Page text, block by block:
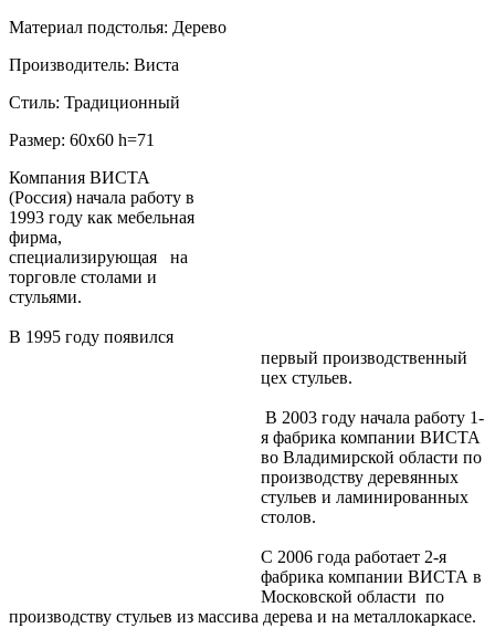
Материал подстолья: Дерево
Производитель: Виста
Стиль: Традиционный
Размер: 60x60 h=71
Компания ВИСТА
(Россия) начала работу в
1993 году как мебельная
фирма,
специализирующая на
торговле столами и
стульями.
В 1995 году появился
первый производственный
цех стульев.
В 2003 году начала работу 1-
я фабрика компании ВИСТА
во Владимирской области по
производству деревянных
стульев и ламинированных
столов.
С 2006 года работает 2-я
фабрика компании ВИСТА в
Московской области по
производству стульев из массива дерева и на металлокаркасе.